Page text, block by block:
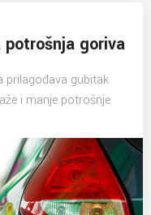
goriva
prilagođava gubitak
i manje potrošnje